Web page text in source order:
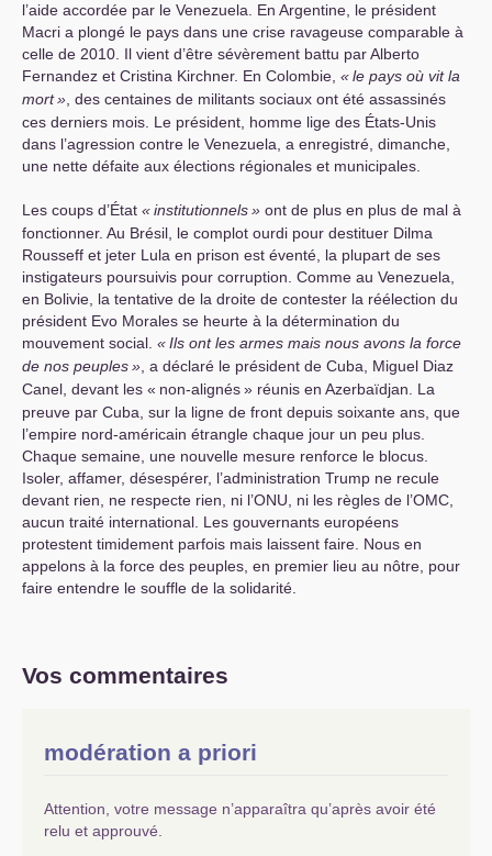
l’aide accordée par le Venezuela. En Argentine, le président
Macri a plongé le pays dans une crise ravageuse comparable à
celle de 2010. Il vient d’être sévèrement battu par Alberto
Fernandez et Cristina Kirchner. En Colombie, «le pays où vit la
mort» , des centaines de militants sociaux ont été assassinés
ces derniers mois. Le président, homme lige des États-Unis
dans l’agression contre le Venezuela, a enregistré, dimanche,
une nette défaite aux élections régionales et municipales.
Les coups d’État «institutionnels» ont de plus en plus de mal à
fonctionner. Au Brésil, le complot ourdi pour destituer Dilma
Rousseff et jeter Lula en prison est éventé, la plupart de ses
instigateurs poursuivis pour corruption. Comme au Venezuela,
en Bolivie, la tentative de la droite de contester la réélection du
président Evo Morales se heurte à la détermination du
mouvement social. «Ils ont les armes mais nous avons la force
de nos peuples» , a déclaré le président de Cuba, Miguel Diaz
Canel, devant les « non-alignés» réunis en Azerbaïdjan. La
preuve par Cuba, sur la ligne de front depuis soixante ans, que
l’empire nord-américain étrangle chaque jour un peu plus.
Chaque semaine, une nouvelle mesure renforce le blocus.
Isoler, affamer, désespérer, l’administration Trump ne recule
devant rien, ne respecte rien, ni l’ONU , ni les règles de l’OMC
aucun traité international. Les gouvernants européens
protestent timidement parfois mais laissent faire. Nous en
appelons à la force des peuples, en premier lieu au nôtre, pour
faire entendre le souffle de la solidarité.
Vos commentaires
modération a priori
Attention, votre message n’apparaîtra qu’après avoir été
relu et approuvé.